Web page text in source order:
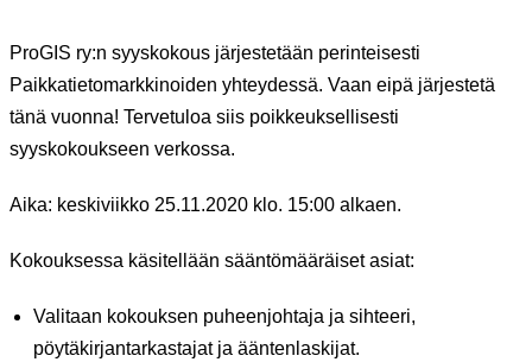
ProGIS ry:n syyskokous järjestetään perinteisesti
Paikkatietomarkkinoiden yhteydessä. Vaan eipä järjestetä
tänä vuonna! Tervetuloa siis poikkeuksellisesti
syyskokoukseen verkossa.
Aika: keskiviikko 25.11.2020 klo. 15:00 alkaen.
Kokouksessa käsitellään sääntömääräiset asiat:
Valitaan kokouksen puheenjohtaja ja sihteeri,
pöytäkirjantarkastajat ja ääntenlaskijat.